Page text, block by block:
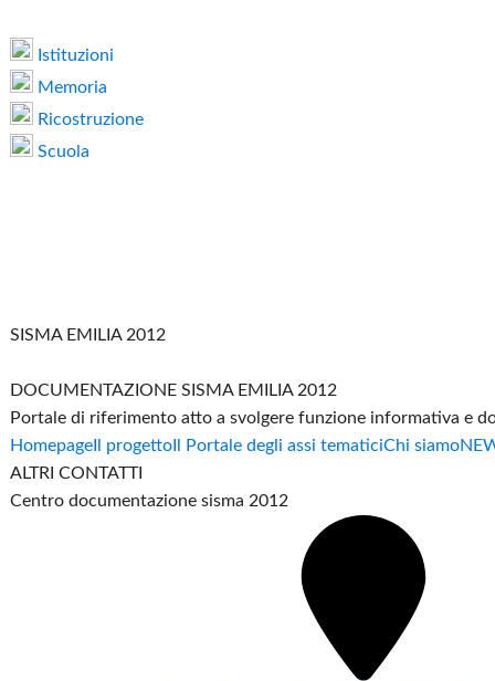
Istituzioni
Memoria
Ricostruzione
Scuola
SISMA EMILIA 2012
DOCUMENTAZIONE SISMA EMILIA 2012
Portale di riferimento atto a svolgere funzione informativa e
HomepageIl progettoIl Portale degli assi tematiciChi siamo
ALTRI CONTATTI
Centro documentazione sisma 2012